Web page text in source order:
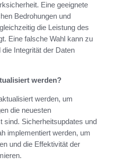
Eine geeignete
Bedrohungen und
die Leistung des
Eine falsche Wahl kann zu
Integrität der Daten
werden?
werden, um
die neuesten
sind. Sicherheitsupdates und
implementiert werden, um
und die Effektivität der